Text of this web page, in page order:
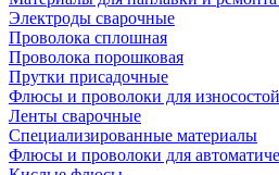
Электроды сварочные
Проволока сплошная
Проволока порошковая
Прутки присадочные
Флюсы и проволоки для
Ленты сварочные
Специализированные материалы
Флюсы и проволоки для